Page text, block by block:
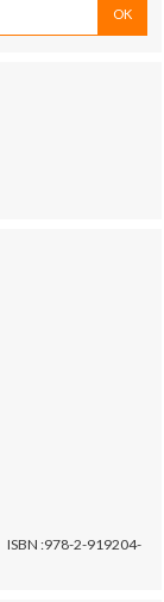
ISBN :978-2-919204-